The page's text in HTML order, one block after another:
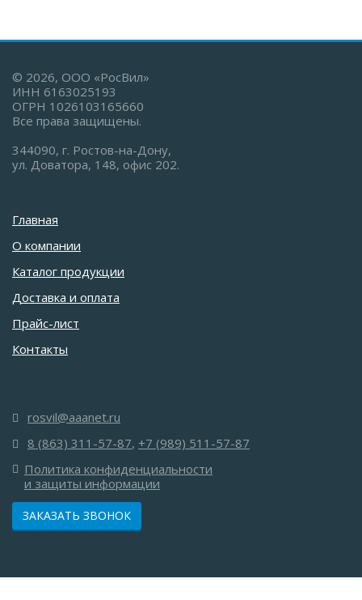
© 2026, ООО «РосВил»
ИНН 6163025193
ОГРН 1026103165660
Все права защищены.
344090, г. Ростов-на-Дону,
ул. Доватора, 148, офис 202.
Главная
О компании
Каталог продукции
Доставка и оплата
Прайс-лист
Контакты
rosvil@aaanet.ru
8 (863) 311-57-87, +7 (989) 511-57-87
Политика конфиденциальности
и защиты информации
ЗАКАЗАТЬ ЗВОНОК